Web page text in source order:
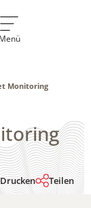
Menü
Monitoring
Drucken Teilen